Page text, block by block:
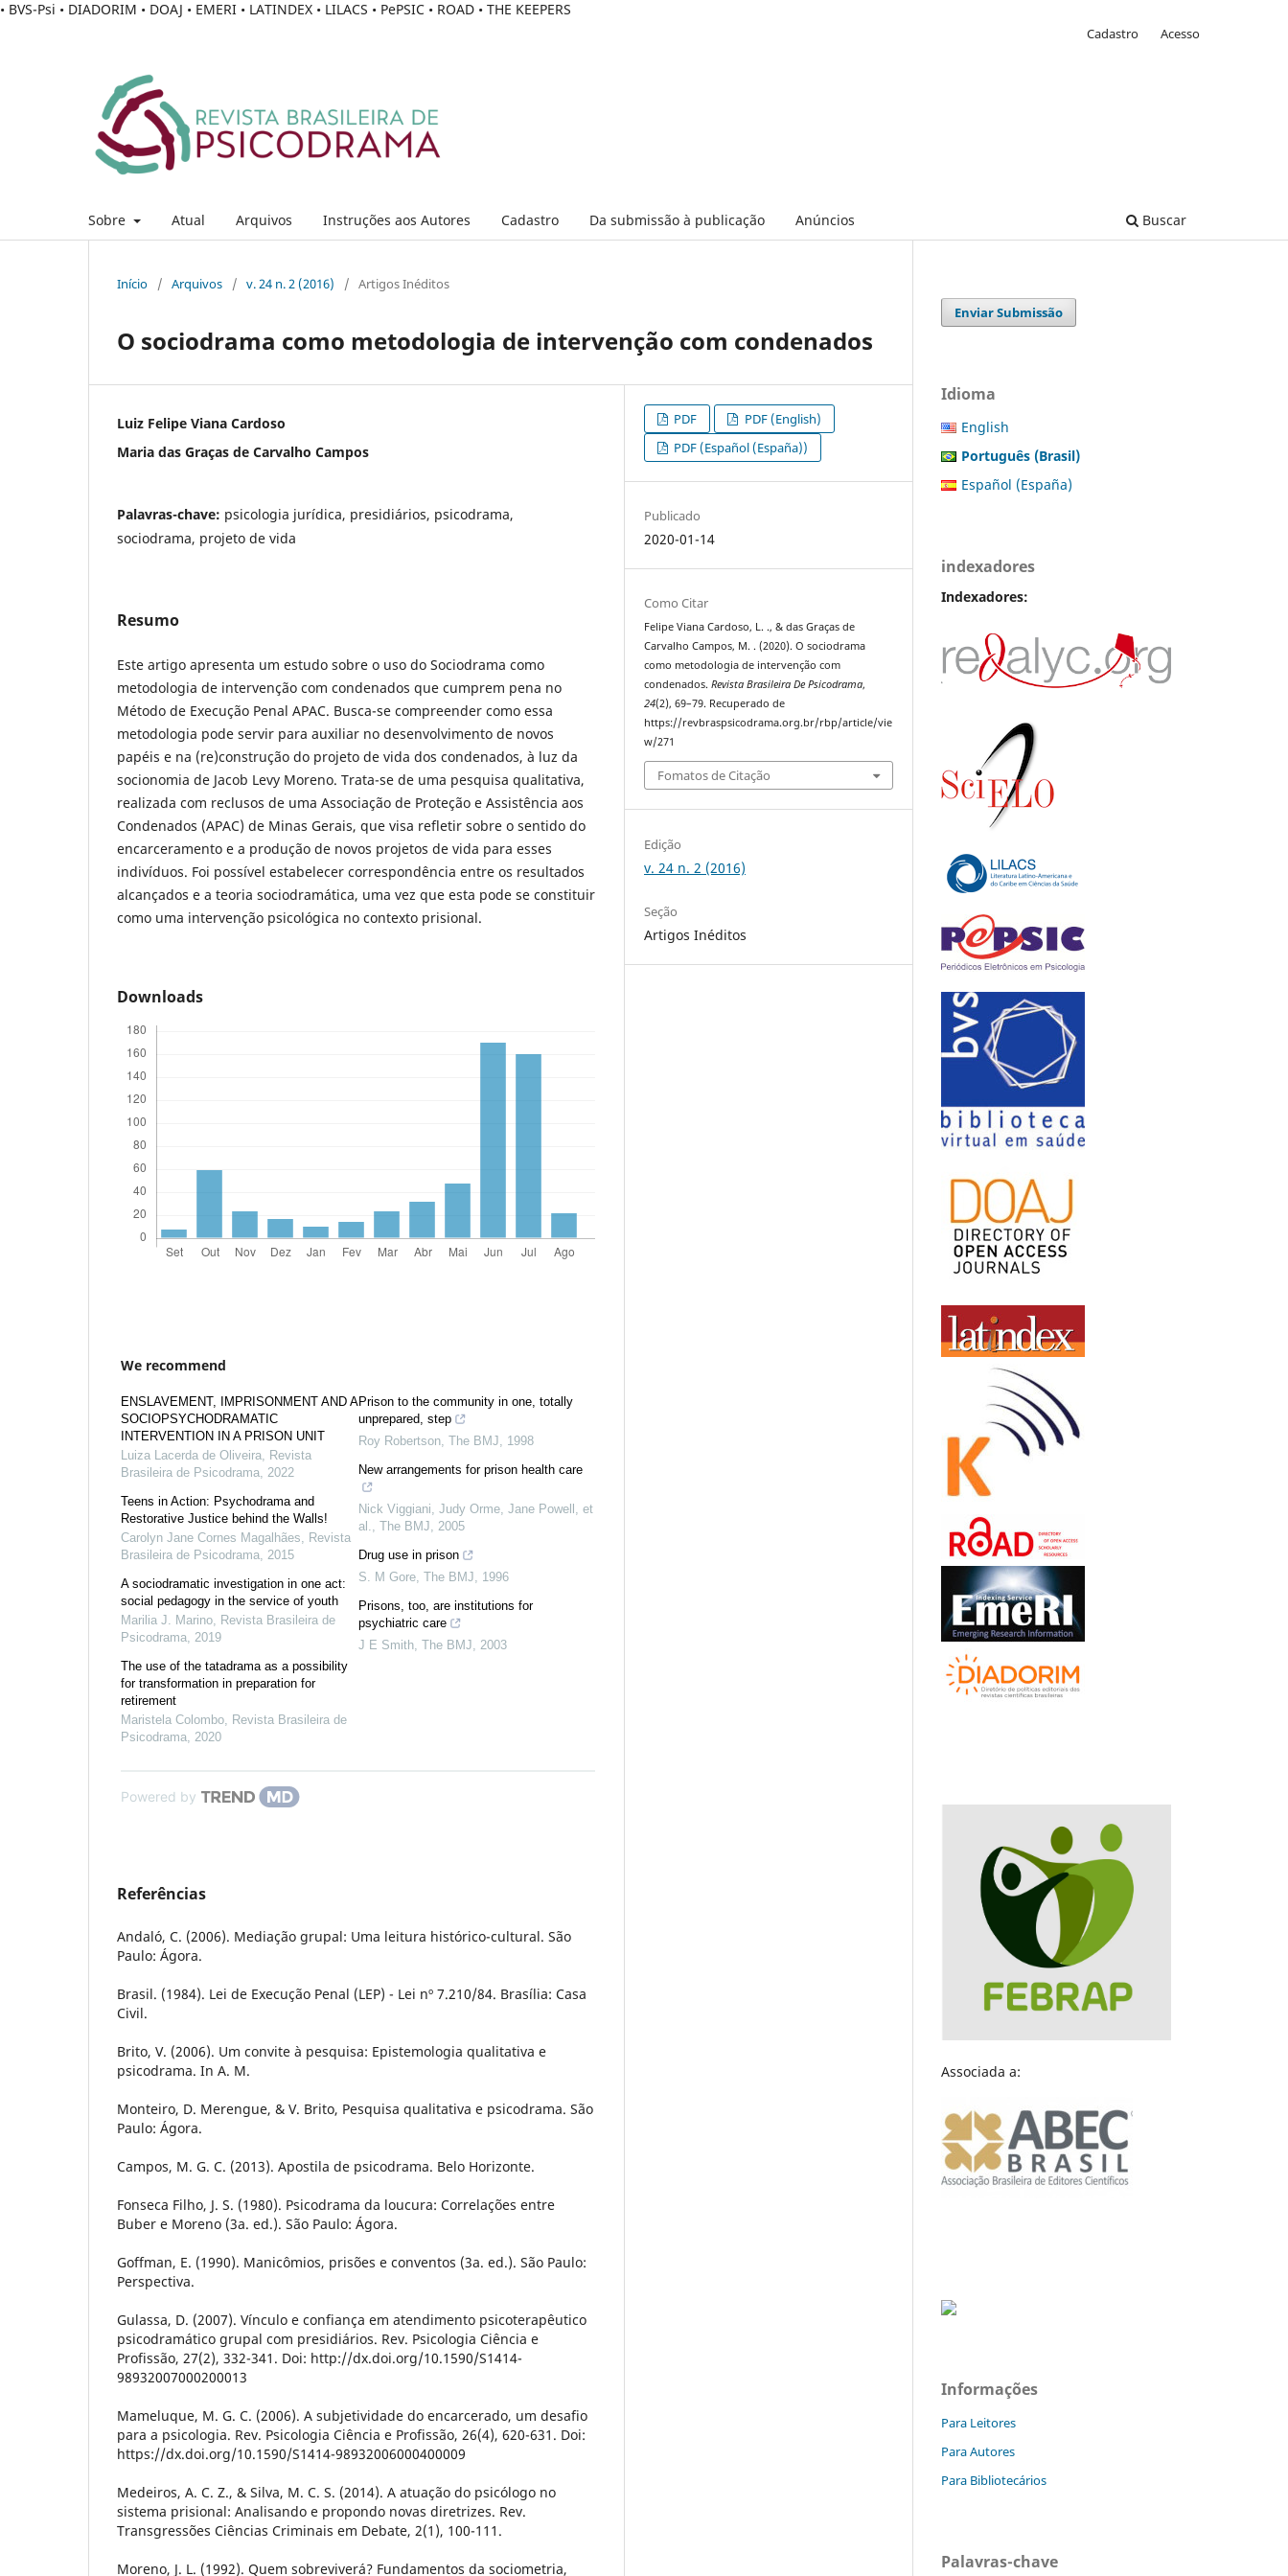
• BVS-Psi • DIADORIM • DOAJ • EMERI • LATINDEX • LILACS • PePSIC • ROAD • THE KEEPERS
Sobre Atual Arquivos Instruções aos Autores Cadastro Da submissão à publicação Anúncios Buscar
Cadastro Acesso
Início / Arquivos / v. 24 n. 2 (2016) / Artigos Inéditos
O sociodrama como metodologia de intervenção com condenados
Luiz Felipe Viana Cardoso
Maria das Graças de Carvalho Campos
Palavras-chave: psicologia jurídica, presidiários, psicodrama,
sociodrama, projeto de vida
Resumo
Este artigo apresenta um estudo sobre o uso do Sociodrama como
metodologia de intervenção com condenados que cumprem pena no
Método de Execução Penal APAC. Busca-se compreender como essa
metodologia pode servir para auxiliar no desenvolvimento de novos
papéis e na (re)construção do projeto de vida dos condenados, à luz da
socionomia de Jacob Levy Moreno. Trata-se de uma pesquisa qualitativa,
realizada com reclusos de uma Associação de Proteção e Assistência aos
Condenados (APAC) de Minas Gerais, que visa refletir sobre o sentido do
encarceramento e a produção de novos projetos de vida para esses
indivíduos. Foi possível estabelecer correspondência entre os resultados
alcançados e a teoria sociodramática, uma vez que esta pode se constituir
como uma intervenção psicológica no contexto prisional.
Downloads
We recommend
ENSLAVEMENT, IMPRISONMENT AND A
SOCIOPSYCHODRAMATIC
INTERVENTION IN A PRISON UNIT
Luiza Lacerda de Oliveira
Revista
Brasileira de Psicodrama 2022
Teens in Action: Psychodrama and
Restorative Justice behind the Walls!
Carolyn Jane Cornes Magalhães
Revista
Brasileira de Psicodrama 2015
A sociodramatic investigation in one act:
social pedagogy in the service of youth
Marilia J. Marino
Revista Brasileira de
Psicodrama 2019
The use of the tatadrama as a possibility
for transformation in preparation for
retirement
Maristela Colombo
Revista Brasileira de
Psicodrama 2020
Prison to the community in one, totally
unprepared, step
Roy Robertson, The BMJ
1998
New arrangements for prison health care
Nick Viggiani, Judy Orme, Jane Powell, et
al.
The BMJ
2005
Drug use in prison
S. M Gore, The BMJ
1996
Prisons, too, are institutions for
psychiatric care
J E Smith, The BMJ 2003
Powered by
Referências
Andaló, C. (2006). Mediação grupal: Uma leitura histórico-cultural. São
Paulo: Ágora.
Brasil. (1984). Lei de Execução Penal (LEP) - Lei nº 7.210/84. Brasília: Casa
Civil.
Brito, V. (2006). Um convite à pesquisa: Epistemologia qualitativa e
psicodrama. In A. M.
Monteiro, D. Merengue, & V. Brito, Pesquisa qualitativa e psicodrama. São
Paulo: Ágora.
Campos, M. G. C. (2013). Apostila de psicodrama. Belo Horizonte.
Fonseca Filho, J. S. (1980). Psicodrama da loucura: Correlações entre
Buber e Moreno (3a. ed.). São Paulo: Ágora.
Goffman, E. (1990). Manicômios, prisões e conventos (3a. ed.). São Paulo:
Perspectiva.
Gulassa, D. (2007). Vínculo e confiança em atendimento psicoterapêutico
psicodramático grupal com presidiários. Rev. Psicologia Ciência e
Profissão, 27(2), 332-341. Doi: http://dx.doi.org/10.1590/S1414-
98932007000200013
Mameluque, M. G. C. (2006). A subjetividade do encarcerado, um desafio
para a psicologia. Rev. Psicologia Ciência e Profissão, 26(4), 620-631. Doi:
https://dx.doi.org/10.1590/S1414-98932006000400009
Medeiros, A. C. Z., & Silva, M. C. S. (2014). A atuação do psicólogo no
sistema prisional: Analisando e propondo novas diretrizes. Rev.
Transgressões Ciências Criminais em Debate, 2(1), 100-111.
Moreno, J. L. (1992). Quem sobreviverá? Fundamentos da sociometria,
PDF
PDF (English)
PDF (Español (España))
Publicado
2020-01-14
Como Citar
Felipe Viana Cardoso, L. ., & das Graças de
Carvalho Campos, M. . (2020). O sociodrama
como metodologia de intervenção com
condenados.Revista Brasileira De Psicodrama,
24(2), 69–79. Recuperado de
https://revbraspsicodrama.org.br/rbp/article/vie
w/271
Fomatos de Citação
Edição
v. 24 n. 2 (2016)
Seção
Artigos Inéditos
Enviar Submissão
Idioma
English
Português (Brasil)
Español (España)
indexadores
Indexadores:
Associada a:
Informações
Para Leitores
Para Autores
Para Bibliotecários
Palavras-chave